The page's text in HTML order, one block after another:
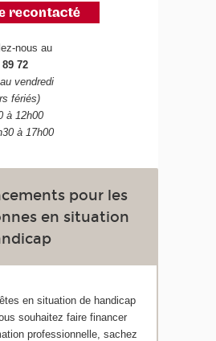
nous au
89 72
vendredi
fériés)
à 12h00
à 17h00
pour les
en situation
en situation de handicap
souhaitez faire financer
professionnelle, sachez